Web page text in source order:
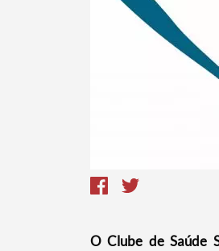
O Clube de Saúde